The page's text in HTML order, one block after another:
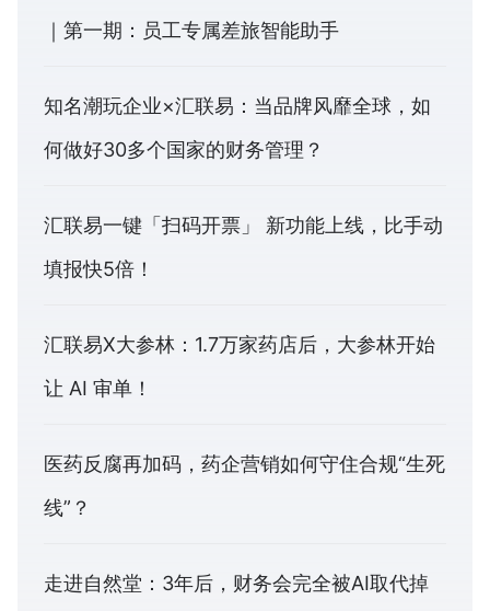
｜第一期：员工专属差旅智能助手
知名潮玩企业×汇联易：当品牌风靡全球，如
何做好30多个国家的财务管理？
汇联易一键「扫码开票」 新功能上线，比手动
填报快5倍！
汇联易X大参林：1.7万家药店后，大参林开始
让 AI 审单！
医药反腐再加码，药企营销如何守住合规“生死
线”？
走进自然堂：3年后，财务会完全被AI取代掉